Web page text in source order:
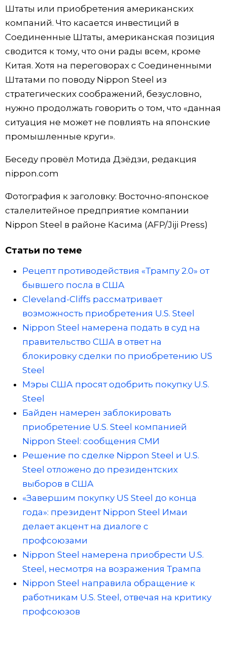
Штаты или приобретения американских
компаний. Что касается инвестиций в
Соединенные Штаты, американская позиция
сводится к тому, что они рады всем, кроме
Китая. Хотя на переговорах с Соединенными
Штатами по поводу Nippon Steel из
стратегических соображений, безусловно,
нужно продолжать говорить о том, что «данная
ситуация не может не повлиять на японские
промышленные круги».
Беседу провёл Мотида Дзёдзи, редакция
nippon.com
Фотография к заголовку: Восточно-японское
сталелитейное предприятие компании
Nippon Steel в районе Касима (AFP/Jiji Press)
Статьи по теме
Рецепт противодействия «Трампу 2.0» от
бывшего посла в США
Cleveland-Cliffs рассматривает
возможность приобретения U.S. Steel
Nippon Steel намерена подать в суд на
правительство США в ответ на
блокировку сделки по приобретению US
Steel
Мэры США просят одобрить покупку U.S.
Steel
Байден намерен заблокировать
приобретение U.S. Steel компанией
Nippon Steel: сообщения СМИ
Решение по сделке Nippon Steel и U.S.
Steel отложено до президентских
выборов в США
«Завершим покупку US Steel до конца
года»: президент Nippon Steel Имаи
делает акцент на диалоге с
профсоюзами
Nippon Steel намерена приобрести U.S.
Steel, несмотря на возражения Трампа
Nippon Steel направила обращение к
работникам U.S. Steel, отвечая на критику
профсоюзов